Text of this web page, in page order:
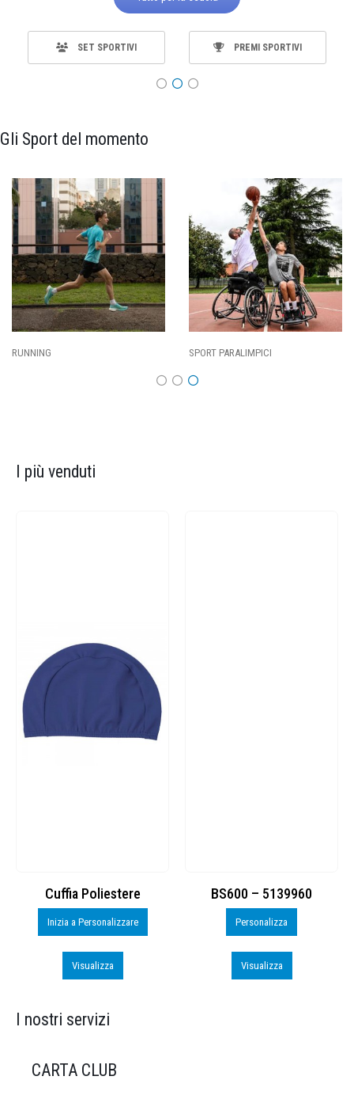
SET SPORTIVI PREMI SPORTIVI
Gli Sport del momento
SPORT PARALIMPICI
I più venduti
Cuffia Poliestere
Inizia a Personalizzare
Visualizza
BS600 – 5139960
Personalizza
Visualizza
I nostri servizi
CARTA CLUB